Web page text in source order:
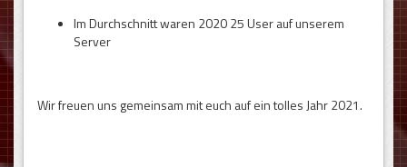
Im Durchschnitt waren 2020 25 User auf unserem
Server
Wir freuen uns gemeinsam mit euch auf ein tolles Jahr 2021.